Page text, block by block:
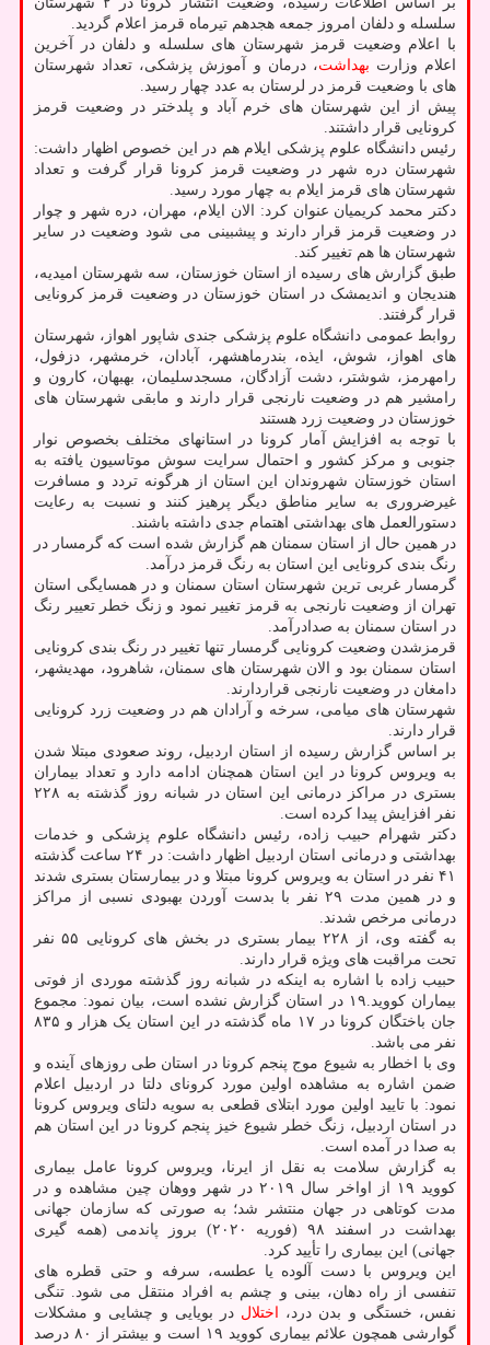
سلسله و دلفان امروز جمعه هجدهم تیرماه قرمز اعلام گردید.
با اعلام وضعیت قرمز شهرستان های سلسله و دلفان در آخرین
اعلام وزارت بهداشت، درمان و آموزش پزشکی، تعداد شهرستان
های با وضعیت قرمز در لرستان به عدد چهار رسید.
پیش از این شهرستان های خرم آباد و پلدختر در وضعیت قرمز
کرونایی قرار داشتند.
رئیس دانشگاه علوم پزشکی ایلام هم در این خصوص اظهار داشت:
شهرستان دره شهر در وضعیت قرمز کرونا قرار گرفت و تعداد
شهرستان های قرمز ایلام به چهار مورد رسید.
دکتر محمد کریمیان عنوان کرد: الان ایلام، مهران، دره شهر و چوار
در وضعیت قرمز قرار دارند و پیشبینی می شود وضعیت در سایر
شهرستان ها هم تغییر کند.
طبق گزارش های رسیده از استان خوزستان، سه شهرستان امیدیه،
هندیجان و اندیمشک در استان خوزستان در وضعیت قرمز کرونایی
قرار گرفتند.
روابط عمومی دانشگاه علوم پزشکی جندی شاپور اهواز، شهرستان
های اهواز، شوش، ایذه، بندرماهشهر، آبادان، خرمشهر، دزفول،
رامهرمز، شوشتر، دشت آزادگان، مسجدسلیمان، بهبهان، کارون و
رامشیر هم در وضعیت نارنجی قرار دارند و مابقی شهرستان های
خوزستان در وضعیت زرد هستند
با توجه به افزایش آمار کرونا در استانهای مختلف بخصوص نوار
جنوبی و مرکز کشور و احتمال سرایت سوش موتاسیون یافته به
استان خوزستان شهروندان این استان از هرگونه تردد و مسافرت
غیرضروری به سایر مناطق دیگر پرهیز کنند و نسبت به رعایت
دستورالعمل های بهداشتی اهتمام جدی داشته باشند.
در همین حال از استان سمنان هم گزارش شده است که گرمسار در
رنگ بندی کرونایی این استان به رنگ قرمز درآمد.
گرمسار غربی ترین شهرستان استان سمنان و در همسایگی استان
تهران از وضعیت نارنجی به قرمز تغییر نمود و زنگ خطر تعییر رنگ
در استان سمنان به صدادرآمد.
قرمزشدن وضعیت کرونایی گرمسار تنها تغییر در رنگ بندی کرونایی
استان سمنان بود و الان شهرستان های سمنان، شاهرود، مهدیشهر،
دامغان در وضعیت نارنجی قراردارند.
شهرستان های میامی، سرخه و آرادان هم در وضعیت زرد کرونایی
قرار دارند.
بر اساس گزارش رسیده از استان اردبیل، روند صعودی مبتلا شدن
به ویروس کرونا در این استان همچنان ادامه دارد و تعداد بیماران
بستری در مراکز درمانی این استان در شبانه روز گذشته به ۲۲۸
نفر افزایش پیدا کرده است.
دکتر شهرام حبیب زاده، رئیس دانشگاه علوم پزشکی و خدمات
بهداشتی و درمانی استان اردبیل اظهار داشت: در ۲۴ ساعت گذشته
۴۱ نفر در استان به ویروس کرونا مبتلا و در بیمارستان بستری شدند
و در همین مدت ۲۹ نفر با بدست آوردن بهبودی نسبی از مراکز
درمانی مرخص شدند.
به گفته وی، از ۲۲۸ بیمار بستری در بخش های کرونایی ۵۵ نفر
تحت مراقبت های ویژه قرار دارند.
حبیب زاده با اشاره به اینکه در شبانه روز گذشته موردی از فوتی
بیماران کووید.۱۹ در استان گزارش نشده است، بیان نمود: مجموع
جان باختگان کرونا در ۱۷ ماه گذشته در این استان یک هزار و ۸۳۵
نفر می باشد.
وی با اخطار به شیوع موج پنجم کرونا در استان طی روزهای آینده و
ضمن اشاره به مشاهده اولین مورد کرونای دلتا در اردبیل اعلام
نمود: با تایید اولین مورد ابتلای قطعی به سویه دلتای ویروس کرونا
در استان اردبیل، زنگ خطر شیوع خیز پنجم کرونا در این استان هم
به صدا در آمده است.
به گزارش سلامت به نقل از ایرنا، ویروس کرونا عامل بیماری
کووید ۱۹ از اواخر سال ۲۰۱۹ در شهر ووهان چین مشاهده و در
مدت کوتاهی در جهان منتشر شد؛ به صورتی که سازمان جهانی
بهداشت در اسفند ۹۸ (فوریه ۲۰۲۰) بروز پاندمی (همه گیری
جهانی) این بیماری را تأیید کرد.
این ویروس با دست آلوده یا عطسه، سرفه و حتی قطره های
تنفسی از راه دهان، بینی و چشم به افراد منتقل می شود. تنگی
نفس، خستگی و بدن درد،
اختلال در بویایی و چشایی و مشکلات
گوارشی همچون علائم بیماری کووید ۱۹ است و بیشتر از ۸۰ درصد